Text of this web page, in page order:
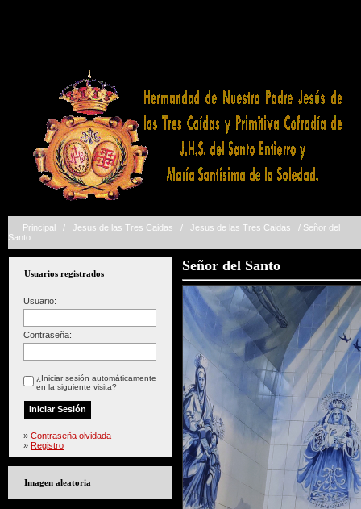
Principal / Jesus de las Tres Caidas / Jesus de las Tres Caidas
/ Señor del
Santo
Usuarios registrados
Usuario:
Contraseña:
¿Iniciar sesión automáticamente
en la siguiente visita?
» Contraseña olvidada
» Registro
Imagen aleatoria
Señor del Santo